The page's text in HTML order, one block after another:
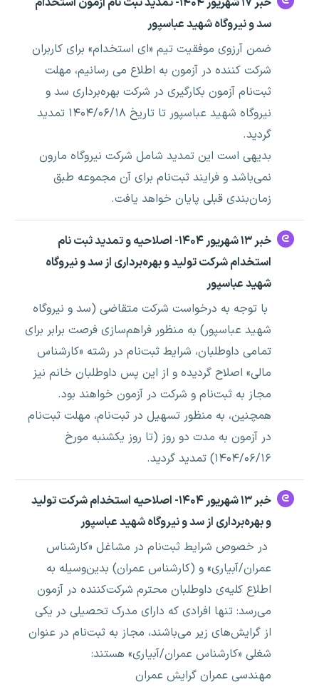
سد و نیروگاه شهید عباسپور
ضمن آرزوی موفقیت تیم «ای استخدام» برای کاربران
شرکت کننده در آزمون به اطلاع می رسانیم، مهلت
ثبت‌نام آزمون بکارگیری در شرکت بهره‌برداری سد و
نیروگاه شهید عباسپور تا تاریخ ۱۴۰۴/۰۶/۱۸ تمدید
گردید.
بدیهی است این تمدید شامل شرکت نیروگاه مارون
نمی‌باشد و فرایند ثبت‌نام برای آن مجموعه طبق
زمان‌بندی قبلی پایان خواهد یافت.
خبر ۱۳ شهریور ۱۴۰۴- اصلاحیه و تمدید ثبت نام
استخدام شرکت تولید و بهره‌برداری از سد و نیروگاه
شهید عباسپور
با توجه به درخواست شرکت متقاضی (سد و نیروگاه
شهید عباسپور) به منظور فراهم‌سازی فرصت برابر برای
تمامی داوطلبان، شرایط ثبت‌نام در رشته «کارشناس
مالی» اصلاح گردیده و از این پس داوطلبان خانم نیز
مجاز به ثبت‌نام و شرکت در آزمون خواهند بود.
همچنین، به منظور تسهیل در ثبت‌نام، مهلت ثبت‌نام
در آزمون به مدت دو روز (تا روز یکشنبه مورخ
۱۴۰۴/۰۶/۱۶) تمدید گردید.
خبر ۱۳ شهریور ۱۴۰۴- اصلاحیه استخدام شرکت تولید
و بهره‌برداری از سد و نیروگاه شهید عباسپور
در خصوص شرایط ثبت‌نام در مشاغل «کارشناس
عمران/آبیاری» و (کارشناس عمران) بدین‌وسیله به
اطلاع کلیه‌ی داوطلبان محترم شرکت‌کننده در آزمون
می‌رسد: تنها افرادی که دارای مدرک تحصیلی در یکی
از گرایش‌های زیر می‌باشند، مجاز به ثبت‌نام در عنوان
شغلی «کارشناس عمران/آبیاری» هستند:
مهندسی عمران گرایش عمران